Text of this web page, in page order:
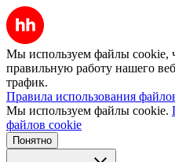
Мы используем файлы cookie,
правильную работу нашего
трафик.
Правила использования
Мы используем файлы cookie.
файлов cookie
Понятно